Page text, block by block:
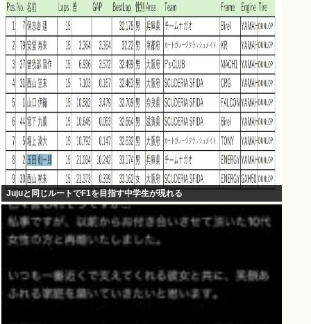
Jujuと同じルートでF1を目指す中学生が現れる